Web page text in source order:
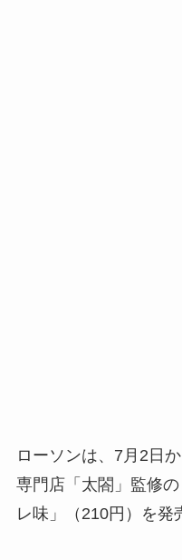
ローソンは、7月2日
専門店「太閤」監修
レ味」（210円）を発